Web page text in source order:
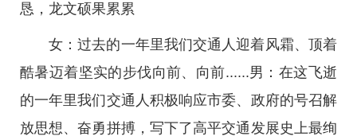
恳，龙文硕果累累
女：过去的一年里我们交通人迎着风霜、顶着
酷暑迈着坚实的步伐向前、向前......男：在这飞逝
的一年里我们交通人积极响应市委、政府的号召解
放思想、奋勇拼搏，写下了高平交通发展史上最绚